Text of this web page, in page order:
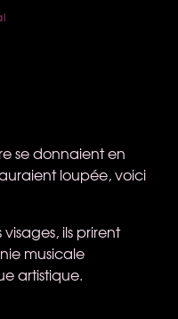
se donnaient en
loupée, voici
ils prirent
musicale
artistique.